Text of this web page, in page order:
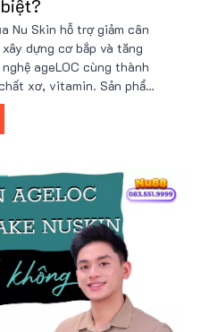
Nu Skin hỗ trợ giảm cân
dựng cơ bắp và tăng
ageLOC cùng thành
xơ, vitamin. Sản phẩm
sống bận rộn và mục